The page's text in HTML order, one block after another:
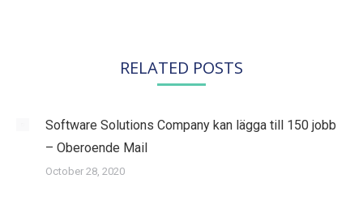
RELATED POSTS
Software Solutions Company kan lägga till 150 jobb
– Oberoende Mail
October 28, 2020